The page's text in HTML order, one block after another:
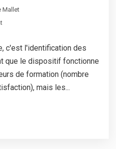
Mallet
c'est l'identification des
que le dispositif fonctionne
de formation (nombre
mais les...